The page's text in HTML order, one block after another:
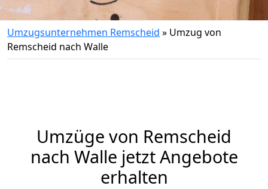
Umzugsunternehmen Remscheid » Umzug von
Remscheid nach Walle
Umzüge von Remscheid
nach Walle jetzt Angebote
erhalten